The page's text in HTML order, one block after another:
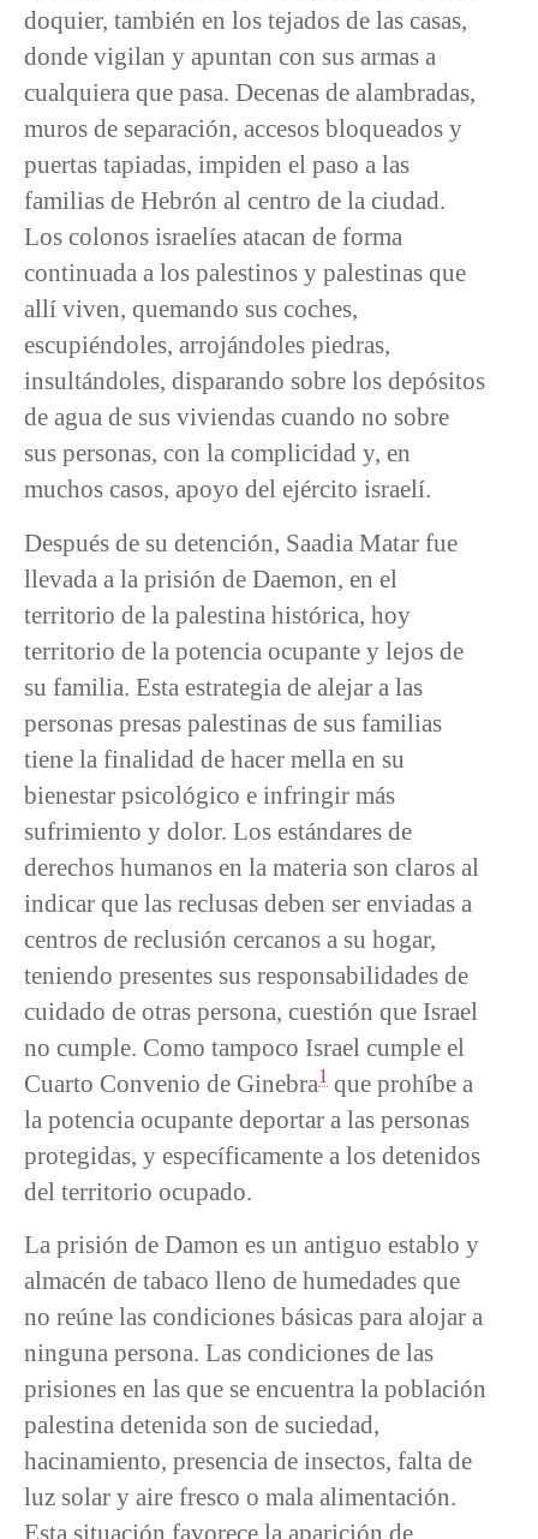
doquier, también en los tejados de las casas,
donde vigilan y apuntan con sus armas a
cualquiera que pasa. Decenas de alambradas,
muros de separación, accesos bloqueados y
puertas tapiadas, impiden el paso a las
familias de Hebrón al centro de la ciudad.
Los colonos israelíes atacan de forma
continuada a los palestinos y palestinas que
allí viven, quemando sus coches,
escupiéndoles, arrojándoles piedras,
insultándoles, disparando sobre los depósitos
de agua de sus viviendas cuando no sobre
sus personas, con la complicidad y, en
muchos casos, apoyo del ejército israelí.
Después de su detención, Saadia Matar fue
llevada a la prisión de Daemon, en el
territorio de la palestina histórica, hoy
territorio de la potencia ocupante y lejos de
su familia. Esta estrategia de alejar a las
personas presas palestinas de sus familias
tiene la finalidad de hacer mella en su
bienestar psicológico e infringir más
sufrimiento y dolor. Los estándares de
derechos humanos en la materia son claros al
indicar que las reclusas deben ser enviadas a
centros de reclusión cercanos a su hogar,
teniendo presentes sus responsabilidades de
cuidado de otras persona, cuestión que Israel
no cumple. Como tampoco Israel cumple el
Cuarto Convenio de Ginebra1 que prohíbe a
la potencia ocupante deportar a las personas
protegidas, y específicamente a los detenidos
del territorio ocupado.
La prisión de Damon es un antiguo establo y
almacén de tabaco lleno de humedades que
no reúne las condiciones básicas para alojar a
ninguna persona. Las condiciones de las
prisiones en las que se encuentra la población
palestina detenida son de suciedad,
hacinamiento, presencia de insectos, falta de
luz solar y aire fresco o mala alimentación.
Esta situación favorece la aparición de